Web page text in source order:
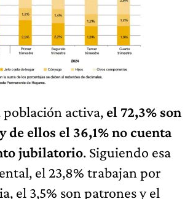
activa, el 72,3% son
de ellos el 36,1% no cuenta
jubilatorio. Siguiendo esa
el 23,8% trabajan por
el 3,5% son patrones y el